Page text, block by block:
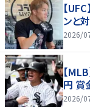
【
ンと
2026/
【
円 賞
2026/